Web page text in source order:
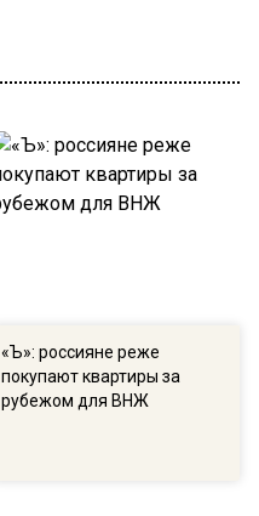
«Ъ»: россияне реже
покупают квартиры за
рубежом для ВНЖ